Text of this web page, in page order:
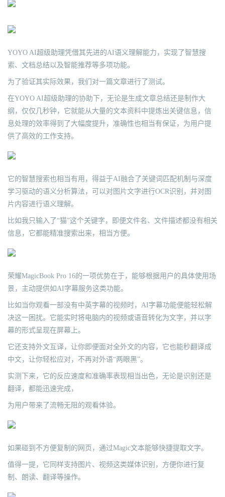
YOYO AI超级助理凭借其先进的AI语义理解能力，实现了智慧搜
索、文档总结以及智能推荐等多项功能。
为了验证其实际效果，我们对一篇文章进行了测试。
在YOYO AI超级助理的协助下，无论是生成文章总结还是制作大
纲，仅仅几秒钟，它就能从大量的文本资料中提炼出关键信息，信
息处理的效率得到了大幅度提升，准确性也相当有保证，为用户提
供了高效的工作支持。
它的智慧搜索也相当有用，得益于AI融合了关键词匹配机制与深度
学习驱动的语义分析算法，可以对图片文字进行OCR识别，并对图
片内容进行语义理解。
比如我只输入了“猫”这个关键字，即便文件名、文件描述都没有相关
信息，它都能精准搜索出来，相当方便。
荣耀MagicBook Pro 16的一项优势在于，能够根据用户的具体使用场
景，主动提供如AI字幕服务这类功能。
比如当你观看一部没有中英字幕的视频时，AI字幕功能便能轻松解
决这一困扰。它能实时将电脑内的视频或语音转化为文字，并以字
幕的形式呈现在屏幕上。
它还支持外文互译，让你即便面对全外文的内容，它也能秒翻译成
中文，让你轻松应对，不再对外语“两眼黑”。
实测下来，它的反应速度和准确率表现相当出色，无论是识别还是
翻译，都能迅速完成，
为用户带来了流畅无阻的观看体验。
如果碰到不方便复制的网页，通过Magic文本能够快捷提取文字。
值得一提，它同样支持图片、视频这类媒体识别，方便你进行复
制、朗读、翻译等操作。